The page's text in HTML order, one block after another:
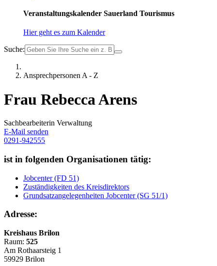
Veranstaltungskalender Sauerland Tourismus
Hier geht es zum Kalender
Suche:
Ansprechpersonen A - Z
Frau Rebecca Arens
Sachbearbeiterin Verwaltung
E-Mail senden
0291-942555
ist in folgenden Organisationen tätig:
Jobcenter (FD 51)
Zuständigkeiten des Kreisdirektors
Grundsatzangelegenheiten Jobcenter (SG 51/1)
Adresse:
Kreishaus Brilon
Raum: 525
Am Rothaarsteig 1
59929 Brilon